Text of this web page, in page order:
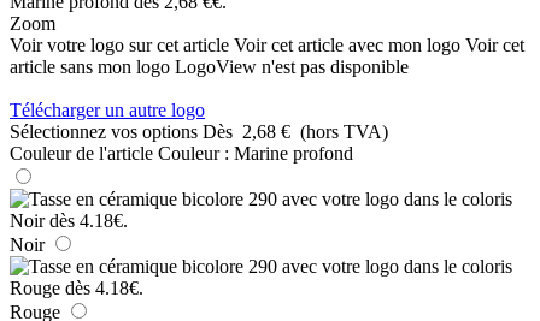
Zoom
Voir votre logo sur cet article Voir cet article avec mon logo Voir cet
article sans mon logo LogoView n'est pas disponible
Télécharger un autre logo
Sélectionnez vos options Dès 2,68 € (hors TVA)
Couleur de l'article Couleur : Marine profond
Noir
Rouge